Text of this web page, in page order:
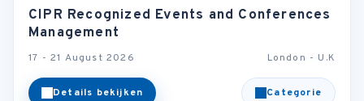
CIPR Recognized Events and Conferences
Management
17 - 21 August 2026 London - U.K
Details bekijken Categorie